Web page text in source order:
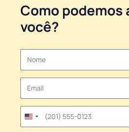
Como podemos
você?
United